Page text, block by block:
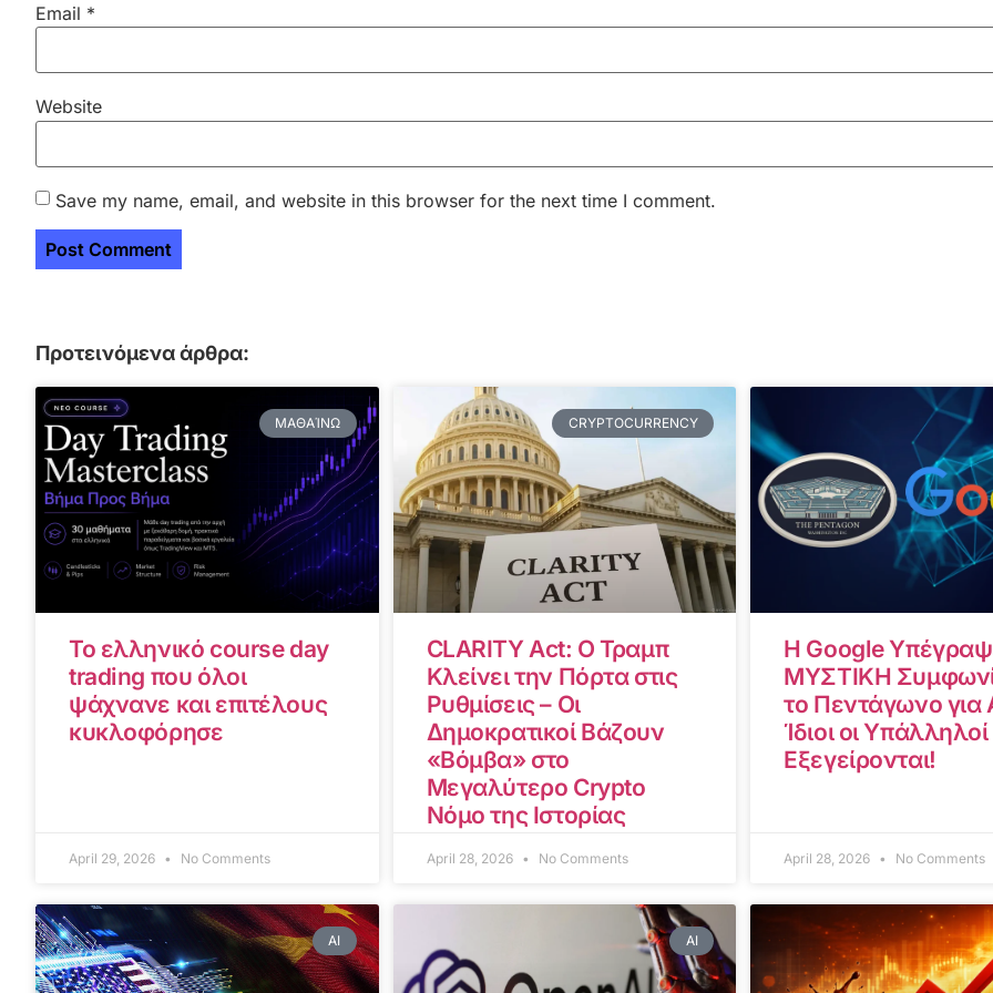
Email *
Website
Save my name, email, and website in this browser for the next time I comment.
Προτεινόμενα άρθρα:
ΜΑΘΑΊΝΩ
Το ελληνικό course day
trading που όλοι
ψάχνανε και επιτέλους
κυκλοφόρησε
April 29, 2026 No Comments
CRYPTOCURRENCY
CLARITY Act: Ο Τραμπ
Κλείνει την Πόρτα στις
Ρυθμίσεις – Οι
Δημοκρατικοί Βάζουν
«Βόμβα» στο
Μεγαλύτερο Crypto
Νόμο της Ιστορίας
April 28, 2026 No Comments
Η Google
ΜΥΣΤΙΚΗ
το Πεντάγωνο για
Ίδιοι οι
Εξεγείρονται!
April 28, 2026 No Comments
AI AI